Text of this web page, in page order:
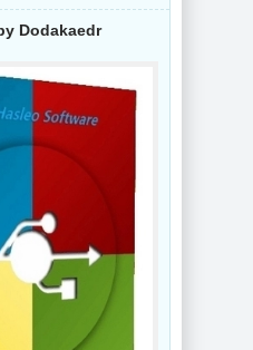
7.0.7 + Portable
NEW
Dodakaedr